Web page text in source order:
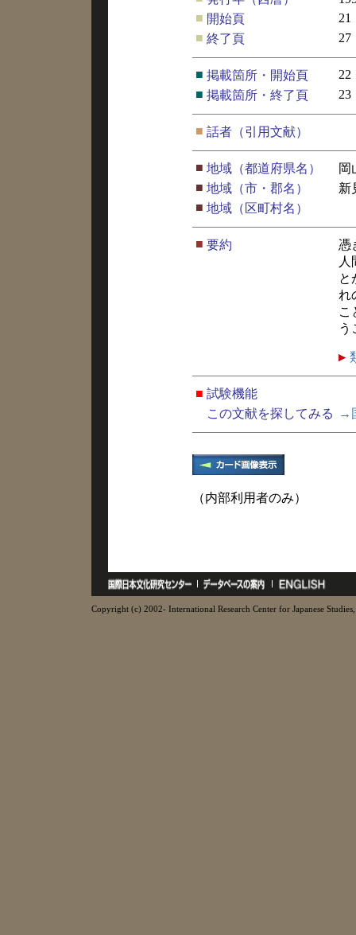
■ 開始頁
21
■ 終了頁 27
■ 掲載箇所・開始頁
22
■ 掲載箇所・終了頁 23
■ 話者（引用文献）
■ 地域（都道府県名）
岡
■ 地域（市・郡名）
新
■ 地域（区町村名）
■ 要約
憑
人
と
れ
こ
う
■ 試験機能
この文献を探してみる
→
（内部利用者のみ）
Copyright (c) 2002- International Research Center for Japanese